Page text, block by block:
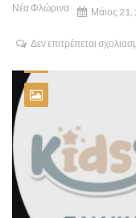
Νέα Φλώρινα Μάιος 21,
Δεν επιτρέπεται